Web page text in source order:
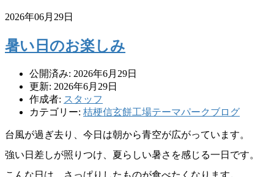
2026年06月29日
暑い日のお楽しみ
公開済み: 2026年6月29日
更新: 2026年6月29日
作成者: スタッフ
カテゴリー: 桔梗信玄餅工場テーマパークブログ
台風が過ぎ去り、今日は朝から青空が広がっています。
強い日差しが照りつけ、夏らしい暑さを感じる一日です。
こんな日は、さっぱりしたものが食べたくなります。